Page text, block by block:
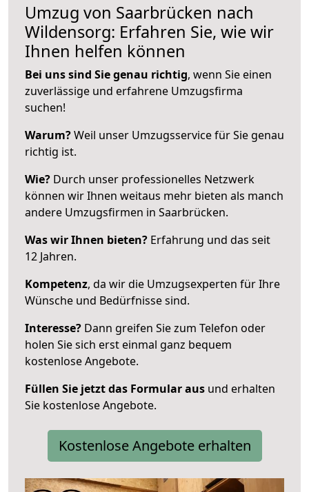
Umzug von Saarbrücken nach
Wildensorg: Erfahren Sie, wie wir
Ihnen helfen können
Bei uns sind Sie genau richtig, wenn Sie einen
zuverlässige und erfahrene Umzugsfirma
suchen!
Warum?Weil unser Umzugsservice für Sie genau
richtig ist.
Wie? Durch unser professionelles Netzwerk
können wir Ihnen weitaus mehr bieten als manch
andere Umzugsfirmen in Saarbrücken.
Was wir Ihnen bieten? Erfahrung und das seit
12 Jahren.
Kompetenz, da wir die Umzugsexperten für Ihre
Wünsche und Bedürfnisse sind.
Interesse? Dann greifen Sie zum Telefon oder
holen Sie sich erst einmal ganz bequem
kostenlose Angebote.
Füllen Sie jetzt das Formular aus und erhalten
Sie kostenlose Angebote.
Kostenlose Angebote erhalten